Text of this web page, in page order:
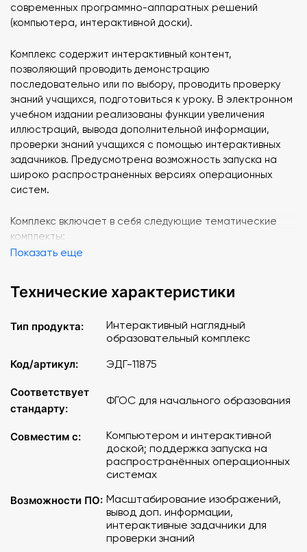
современных программно-аппаратных решений
(компьютера, интерактивной доски).
Комплекс содержит интерактивный контент,
позволяющий проводить демонстрацию
последовательно или по выбору, проводить проверку
знаний учащихся, подготовиться к уроку. В электронном
учебном издании реализованы функции увеличения
иллюстраций, вывода дополнительной информации,
проверки знаний учащихся с помощью интерактивных
задачников. Предусмотрена возможность запуска на
широко распространенных версиях операционных
систем.
Комплекс включает в себя следующие тематические
комплекты:
Электронное учебное издание с методическими
Учебное пособие "Математика вокруг нас.
Методические рекомендации" (Авторы: Е.Э.
Кочурова, А.С. Анютина, С.И. Разуваева, К.М.
Комплект учебно-наглядных пособий формата А1 с
полноцветной печатью и матовой двухсторонней
II. Комплект "Величины. Единицы измерения"
Электронное учебное издание с методическими
рекомендациями.
Учебное пособие "Величины. Единицы измерения.
Методические рекомендации" (Авторы: Е.Э.
Показать еще
Технические характеристики
Тип продукта:
Интерактивный наглядный
образовательный комплекс
Код/артикул:
ЭДГ-11875
Соответствует
стандарту:
ФГОС для начального образования
Совместим с:
Компьютером и интерактивной
доской; поддержка запуска на
распространённых операционных
системах
Возможности ПО: Масштабирование изображений,
вывод доп. информации,
интерактивные задачники для
проверки знаний